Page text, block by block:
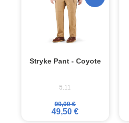
Stryke Pant - Coyote
5.11
99,00 €
49,50 €